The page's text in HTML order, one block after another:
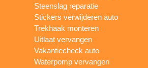
Steenslag reparatie
Stickers verwijderen auto
Trekhaak monteren
Uitlaat vervangen
Vakantiecheck auto
Waterpomp vervangen